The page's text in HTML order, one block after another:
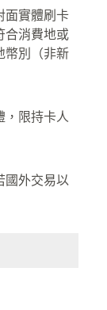
面實體刷卡
合消費地或
幣別（非新
，限持卡人
國外交易以